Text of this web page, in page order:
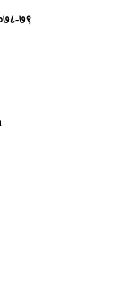
७९